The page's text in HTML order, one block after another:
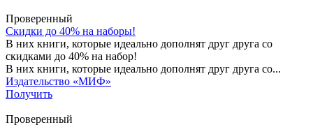
Проверенный
Скидки до 40% на наборы!
В них книги, которые идеально дополнят друг друга со
скидками до 40% на набор!
В них книги, которые идеально дополнят друг друга со...
Издательство «МИФ»
Получить
Проверенный